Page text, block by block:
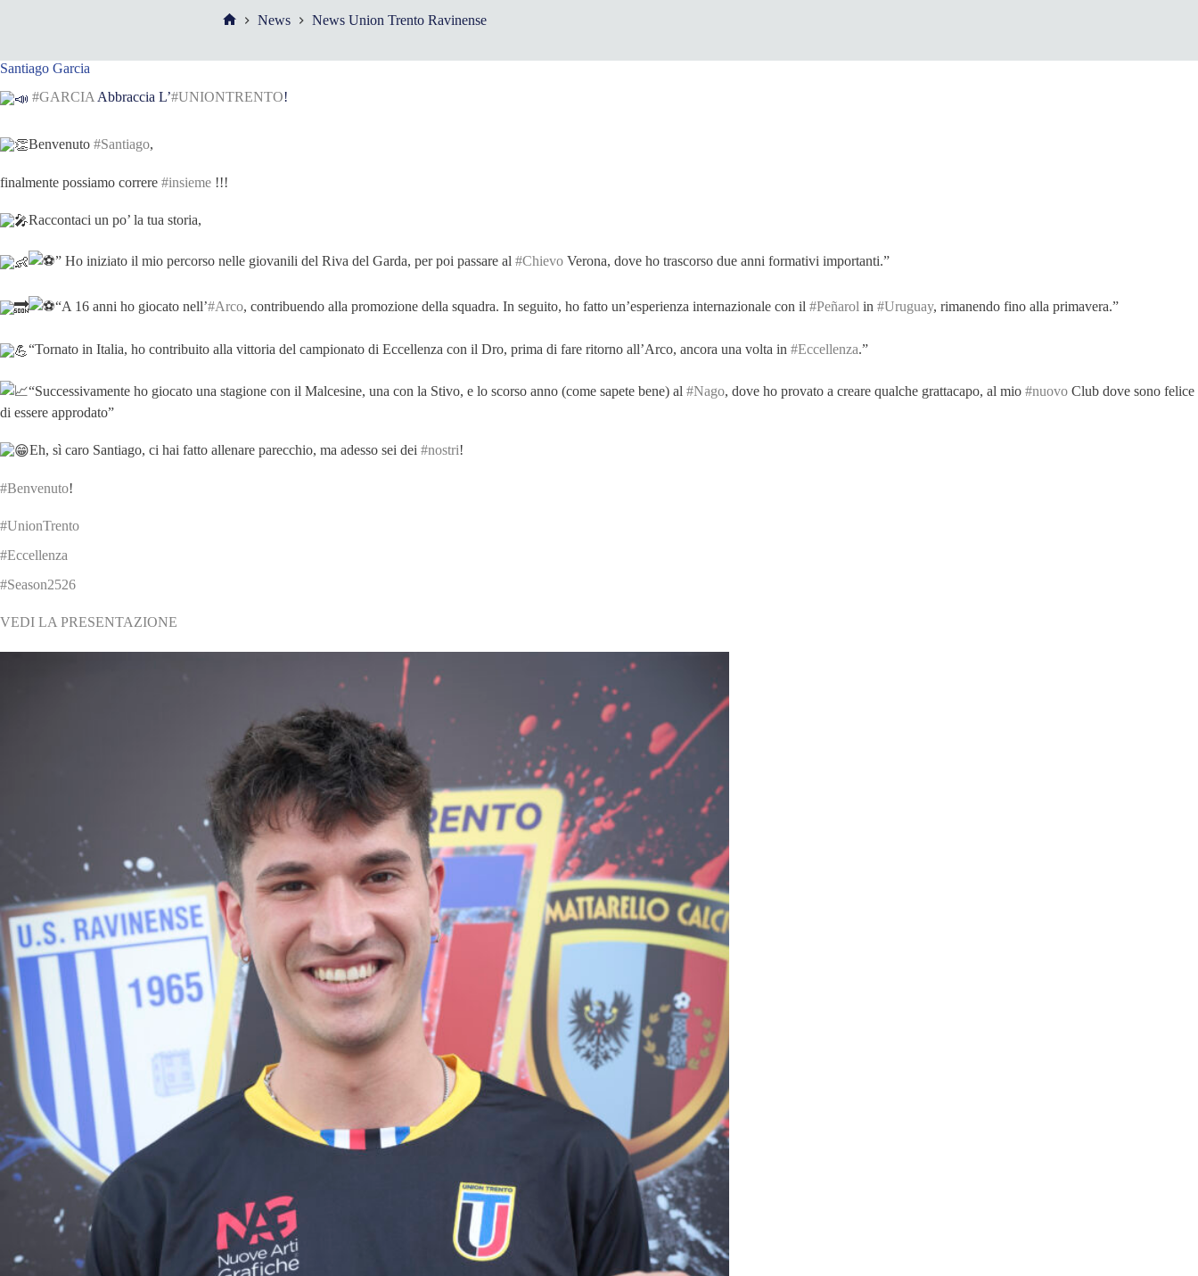
News News Union Trento Ravinense
Santiago Garcia
#GARCIAAbbraccia L’#UNIONTRENTO!
Benvenuto #Santiago,
finalmente possiamo correre #insieme !!!
Raccontaci un po’ la tua storia,
” Ho iniziato il mio percorso nelle giovanili del Riva del Garda, per poi passare al #Chievo Verona, dove ho trascorso due anni formativi importanti.”
“A 16 anni ho giocato nell’#Arco, contribuendo alla promozione della squadra. In seguito, ho fatto un’esperienza internazionale con il #Peñarol in #Uruguay, rimanendo fino alla primavera.”
“Tornato in Italia, ho contribuito alla vittoria del campionato di Eccellenza con il Dro, prima di fare ritorno all’Arco, ancora una volta in #Eccellenza.”
“Successivamente ho giocato una stagione con il Malcesine, una con la Stivo, e lo scorso anno (come sapete bene) al #Nago, dove ho provato a creare qualche grattacapo, al mio #nuovo Club dove sono felice
di essere approdato”
Eh, sì caro Santiago, ci hai fatto allenare parecchio, ma adesso sei dei #nostri!
#Benvenuto!
#UnionTrento
#Eccellenza
#Season2526
VEDI LA PRESENTAZIONE